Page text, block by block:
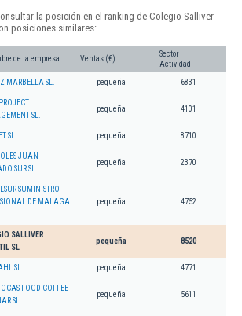
la posición en el ranking de Colegio Salliver
posiciones similares:
de la empresa Ventas (€)
Sector
Actividad
MARBELLA SL. pequeña 6831
SL.
pequeña 4101
SL pequeña 8710
JUAN
SUR SL.
pequeña 2370
SUMINISTRO
DE MALAGA
pequeña 4752
SALLIVER
SL
pequeña 8520
SL pequeña 4771
FOOD COFFEE
SL.
pequeña 5611